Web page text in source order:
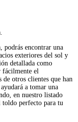
podrás encontrar una
exteriores del sol y
detallada como
fácilmente el
de otros clientes que han
a tomar una
en nuestro listado
toldo perfecto para tu